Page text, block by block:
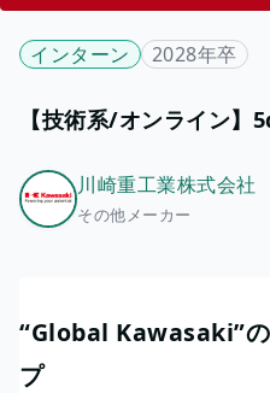
インターン 2028年卒
【技術系/オンライン
川崎重工業株式会社
その他メーカー
“Global Kawasaki”
プ